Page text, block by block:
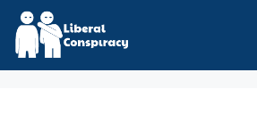
Skip
content